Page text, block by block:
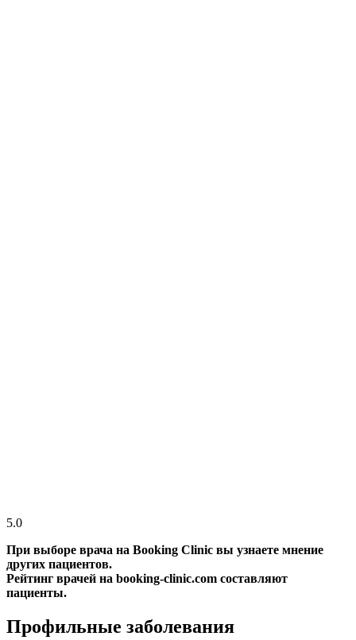
5.0
При выборе врача на Booking Clinic вы узнаете мнение
других пациентов.
Рейтинг врачей на booking-clinic.com составляют
пациенты.
Профильные заболевания